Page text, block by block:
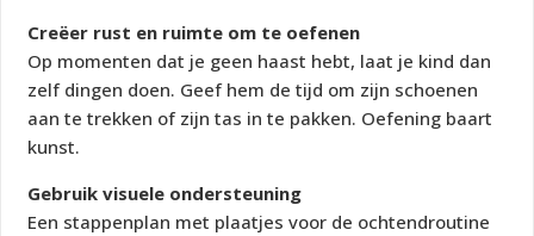
Creëer rust en ruimte om te oefenen
Op momenten dat je geen haast hebt, laat je kind dan
zelf dingen doen. Geef hem de tijd om zijn schoenen
aan te trekken of zijn tas in te pakken. Oefening baart
kunst.
Gebruik visuele ondersteuning
Een stappenplan met plaatjes voor de ochtendroutine